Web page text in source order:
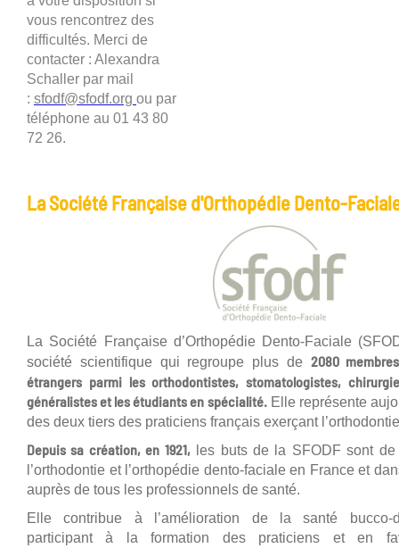
vous rencontrez des
difficultés. Merci de
contacter : Alexandra
Schaller par mail
: sfodf@sfodf.org ou par
téléphone au 01 43 80
72 26.
La Société Française d'Orthopédie Dento-
La Société Française d’Orthopédie Dento-Faciale
société scientifique qui regroupe plus de 2080
étrangers parmi les orthodontistes, stomatologistes,
généralistes et les étudiants en spécialité.Elle représente
des deux tiers des praticiens français exerçant
Depuis sa création, en 1921,les buts de la SFODF sont de
l’orthodontie et l’orthopédie dento-faciale en France et
auprès de tous les professionnels de santé.
Elle contribue à l’amélioration de la santé bucco-
participant à la formation des praticiens et en